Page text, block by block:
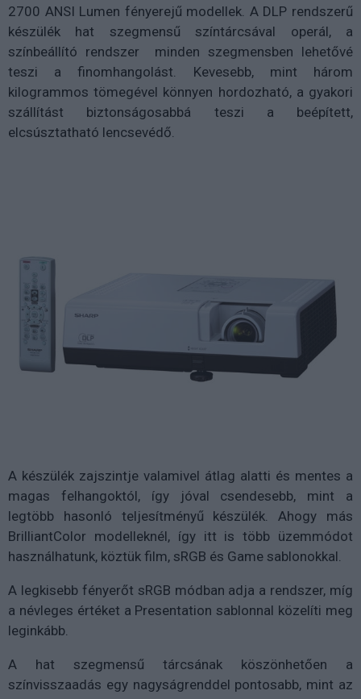
2700 ANSI Lumen fényerejű modellek. A DLP rendszerű
készülék hat szegmensű színtárcsával operál, a
színbeállító rendszer minden szegmensben lehetővé
teszi a finomhangolást. Kevesebb, mint három
kilogrammos tömegével könnyen hordozható, a gyakori
szállítást biztonságosabbá teszi a beépített,
elcsúsztatható lencsevédő.
A készülék zajszintje valamivel átlag alatti és mentes a
magas felhangoktól, így jóval csendesebb, mint a
legtöbb hasonló teljesítményű készülék. Ahogy más
BrilliantColor modelleknél, így itt is több üzemmódot
használhatunk, köztük film, sRGB és Game sablonokkal.
A legkisebb fényerőt sRGB módban adja a rendszer, míg
a névleges értéket a Presentation sablonnal közelíti meg
leginkább.
A hat szegmensű tárcsának köszönhetően a
színvisszaadás egy nagyságrenddel pontosabb, mint az